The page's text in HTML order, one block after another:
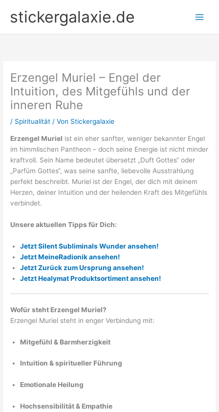
Inhaltstickergalaxie.de
Erzengel Muriel – Engel der
Intuition, des Mitgefühls und der
inneren Ruhe
/ Spiritualität / Von Stickergalaxie
Erzengel Muriel ist ein eher sanfter, weniger bekannter Engel
im himmlischen Pantheon – doch seine Energie ist nicht minder
kraftvoll. Sein Name bedeutet übersetzt „Duft Gottes“ oder
„Parfüm Gottes“, was seine sanfte, liebevolle Ausstrahlung
perfekt beschreibt. Muriel ist der Engel, der dich mit deinem
Herzen, deiner Intuition und der heilenden Kraft des Mitgefühls
verbindet.
Unsere aktuellen Tipps für Dich:
Jetzt Silent Subliminals Wunder ansehen!
Jetzt MeineRadionik ansehen!
Jetzt Zurück zum Ursprung ansehen!
Jetzt Healymat Produktsortiment ansehen!
Wofür steht Erzengel Muriel?
Erzengel Muriel steht in enger Verbindung mit:
Mitgefühl & Barmherzigkeit
Intuition & spiritueller Führung
Emotionale Heilung
Hochsensibilität & Empathie